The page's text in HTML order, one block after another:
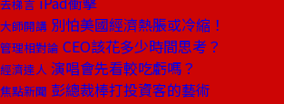
去梯言
大師開講 別怕美國經濟熱脹或冷縮！
管理相對論 CEO該花多少時間思考？
經濟達人 演唱會先看較吃虧嗎？
焦點新聞 彭總裁棒打投資客的藝術